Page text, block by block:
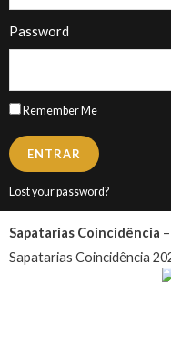
Password
Remember Me
ENTRAR
Lost your password?
Sapatarias Coincidência
Sapatarias Coincidência